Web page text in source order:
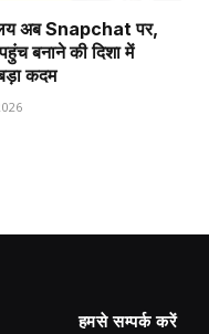
अब Snapchat पर,
बनाने की दिशा में
कदम
हमसे सम्पर्क करें